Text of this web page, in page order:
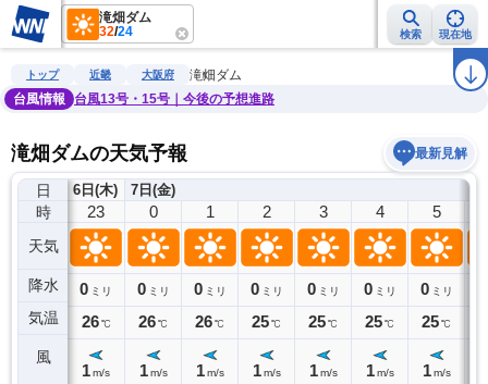
滝畑ダム
32/24 検索 現在地
雨雲レーダー 台風情報 地震情報 ラ
トップ 近畿 大阪府
滝畑ダム
台風情報
台風13号・15号｜今後の予想進路
滝畑ダムの天気予報 最新見解
日
時
天気
降水
気温
風
6日(木)
22
0ミリ
26℃
23
0 ミリ
26 ℃
1m/s
7日(金)
0
0 ミリ
26℃
1 m/s
1
0 ミリ
26℃
1 m/s
2
0 ミリ
25℃
1 m/s
3
0 ミリ
25℃
1 m/s
4
0 ミリ
25℃
1 m/s
5
0 ミリ
25℃
1 m/s